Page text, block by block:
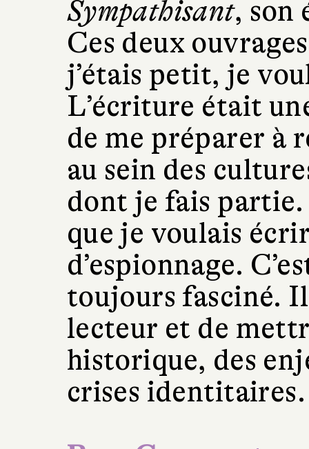
Sympathisant, son
Ces deux
j’étais petit, je
L’écriture était
de me préparer à
au sein des
dont je fais partie.
que je voulais
d’espionnage.
toujours fasciné.
lecteur et de
historique, des
crises identitaires.